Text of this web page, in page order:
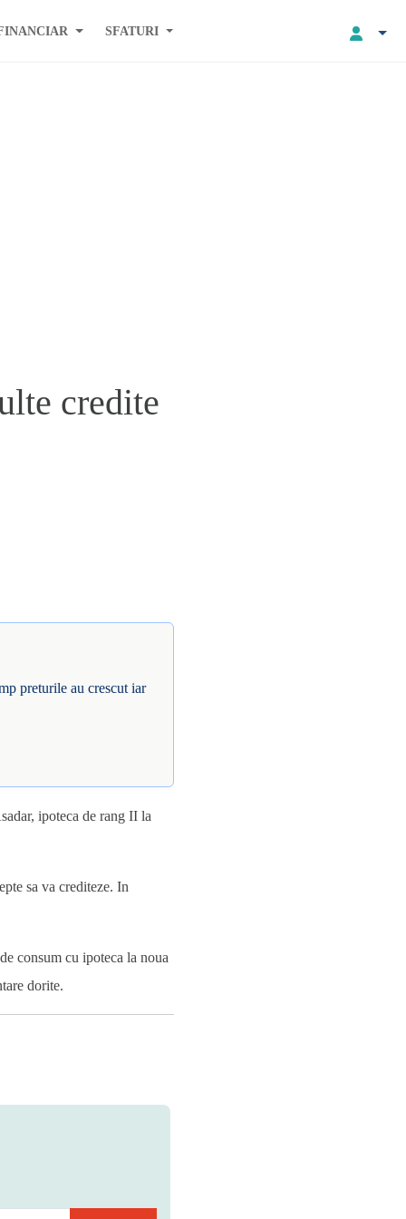
SFATURI
credite
preturile au crescut iar
ipoteca de rang II la
sa va crediteze. In
consum cu ipoteca la noua
dorite.